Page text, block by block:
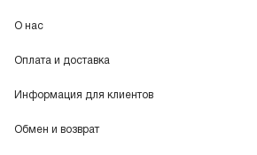
О нас
Оплата и доставка
Информация для клиентов
Обмен и возврат